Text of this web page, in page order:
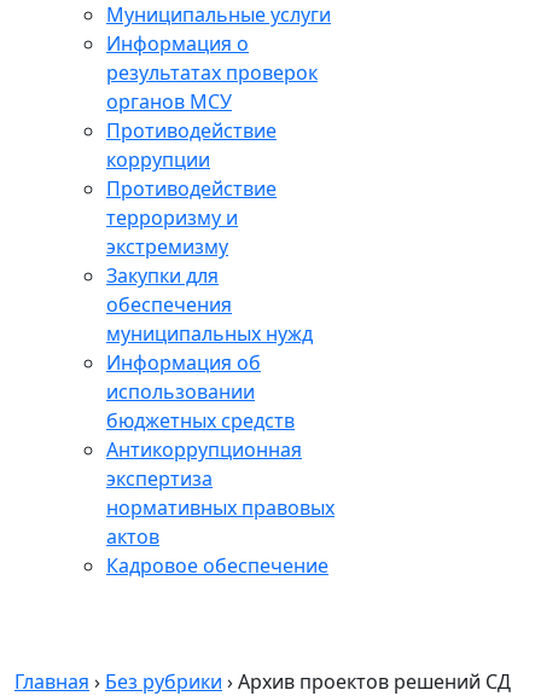
Муниципальные услуги
Информация о
результатах проверок
органов МСУ
Противодействие
коррупции
Противодействие
терроризму и
экстремизму
Закупки для
обеспечения
муниципальных нужд
Информация об
использовании
бюджетных средств
Антикоррупционная
экспертиза
нормативных правовых
актов
Кадровое обеспечение
Главная › Без рубрики ›Архив проектов решений СД